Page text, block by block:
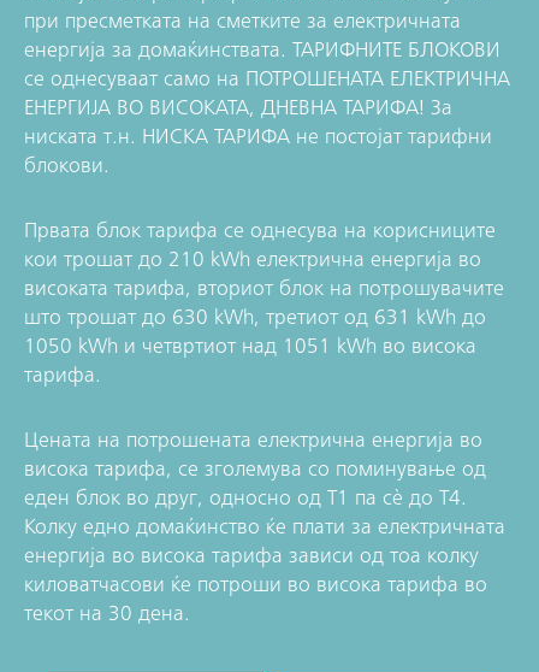
при пресметката на сметките за електричната
енергија за домаќинствата. ТАРИФНИТЕ БЛОКОВИ
се однесуваат само на ПОТРОШЕНАТА ЕЛЕКТРИЧНА
ЕНЕРГИЈА ВО ВИСОКАТА, ДНЕВНА ТАРИФА! За
ниската т.н. НИСКА ТАРИФА не постојат тарифни
блокови.
Првата блок тарифа се однесува на корисниците
кои трошат до 210 kWh електрична енергија во
високата тарифа, вториот блок на потрошувачите
што трошат до 630 kWh, третиот од 631 kWh до
1050 kWh и четвртиот над 1051 kWh во висока
тарифа.
Цената на потрошената електрична енергија во
висока тарифа, се зголемува со поминување од
еден блок во друг, односно од Т1 па сè до Т4.
Колку едно домаќинство ќе плати за електричната
енергија во висока тарифа зависи од тоа колку
киловатчасови ќе потроши во висока тарифа во
текот на 30 дена.